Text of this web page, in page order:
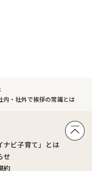
内・社外で挨拶の常識とは
ナビ子育て」とは
せ
約